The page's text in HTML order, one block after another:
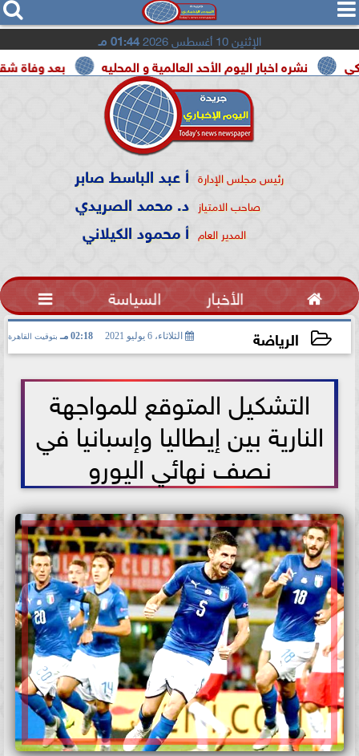
  
الإثنين 10 أغسطس 2026 01:44 مـ
بعد وفاة شقيقه نشره اخبار اليوم الأحد العالمية و المحليه
رئيس مجلس الإدارة أ عبد الباسط صابر
صاحب الامتياز د. محمد الصريدي
المدير العام أ محمود الكيلاني
 الأخبار السياسة 
الرياضة الثلاثاء، 6 يوليو 2021 02:18 مـ بتوقيت القاهرة
التشكيل المتوقع للمواجهة
النارية بين إيطاليا وإسبانيا في
نصف نهائي اليورو